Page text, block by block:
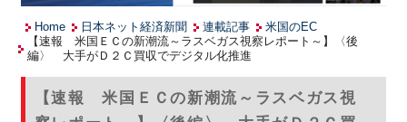
Home 日本ネット経済新聞 連載記事
米国のEC
【速報 米国ＥＣの新潮流～ラスベガス視察レポート～】〈後
編〉 大手がＤ２Ｃ買収でデジタル化推進
【速報 米国ＥＣの新潮流～ラスベガス視